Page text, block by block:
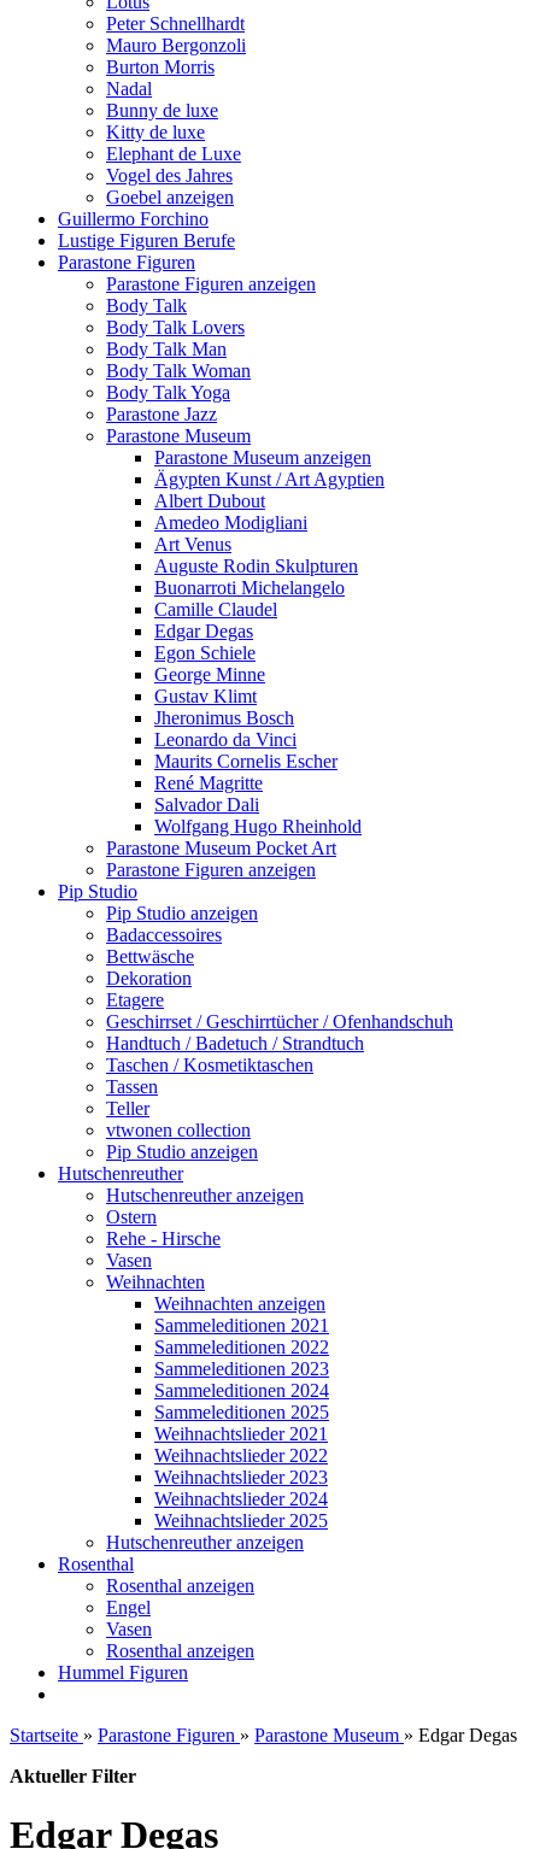
Peter Schnellhardt
Mauro Bergonzoli
Burton Morris
Nadal
Bunny de luxe
Kitty de luxe
Elephant de Luxe
Vogel des Jahres
Goebel anzeigen
Guillermo Forchino
Lustige Figuren Berufe
Parastone Figuren
Parastone Figuren anzeigen
Body Talk
Body Talk Lovers
Body Talk Man
Body Talk Woman
Body Talk Yoga
Parastone Jazz
Parastone Museum
Parastone Museum anzeigen
Ägypten Kunst / Art Agyptien
Albert Dubout
Amedeo Modigliani
Art Venus
Auguste Rodin Skulpturen
Buonarroti Michelangelo
Camille Claudel
Edgar Degas
Egon Schiele
George Minne
Gustav Klimt
Jheronimus Bosch
Leonardo da Vinci
Maurits Cornelis Escher
René Magritte
Salvador Dali
Wolfgang Hugo Rheinhold
Parastone Museum Pocket Art
Parastone Figuren anzeigen
Pip Studio
Pip Studio anzeigen
Badaccessoires
Bettwäsche
Dekoration
Etagere
Geschirrset / Geschirrtücher / Ofenhandschuh
Handtuch / Badetuch / Strandtuch
Taschen / Kosmetiktaschen
Tassen
Teller
vtwonen collection
Pip Studio anzeigen
Hutschenreuther
Hutschenreuther anzeigen
Ostern
Rehe - Hirsche
Vasen
Weihnachten
Weihnachten anzeigen
Sammeleditionen 2021
Sammeleditionen 2022
Sammeleditionen 2023
Sammeleditionen 2024
Sammeleditionen 2025
Weihnachtslieder 2021
Weihnachtslieder 2022
Weihnachtslieder 2023
Weihnachtslieder 2024
Weihnachtslieder 2025
Hutschenreuther anzeigen
Rosenthal
Rosenthal anzeigen
Engel
Vasen
Rosenthal anzeigen
Hummel Figuren
Startseite » Parastone Figuren » Parastone Museum » Edgar Degas
Aktueller Filter
Edgar Degas